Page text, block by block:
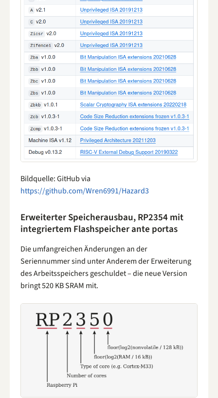
Bildquelle: GitHub via
https://github.com/Wren6991/Hazard3
Erweiterter Speicherausbau, RP2354 mit
integriertem Flashspeicher ante portas
Die umfangreichen Änderungen an der
Seriennummer sind unter Anderem der Erweiterung
des Arbeitsspeichers geschuldet – die neue Version
bringt 520 KB SRAM mit.